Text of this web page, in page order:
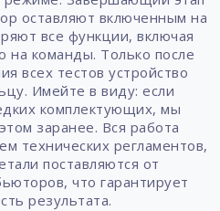
оставляют включенным на
все функции, включая
на команды. Только после
всех тестов устройство
Имейте в виду: если
комплектующих, мы
заранее. Вся работа
технических регламентов,
поставляются от
что гарантирует
результата.